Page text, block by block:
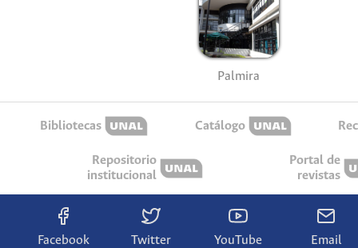
Palmira
Bibliotecas Catálogo
Repositorio
institucional
Portal de
revistas
Facebook Twitter YouTube Email